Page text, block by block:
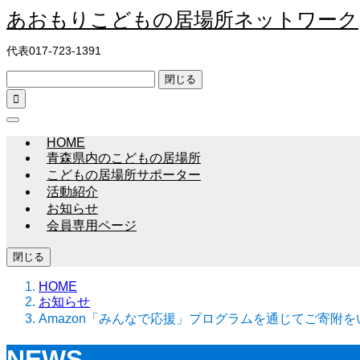
あおもりこどもの居場所ネットワーク
代表017-723-1391
閉じる

HOME
青森県内のこどもの居場所
こどもの居場所サポーター
活動紹介
お知らせ
会員専用ページ
閉じる
HOME
お知らせ
Amazon「みんなで応援」プログラムを通じてご寄附を